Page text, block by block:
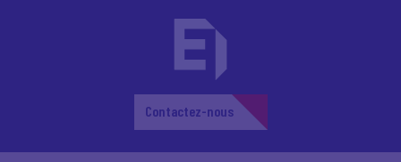
Contactez-nous